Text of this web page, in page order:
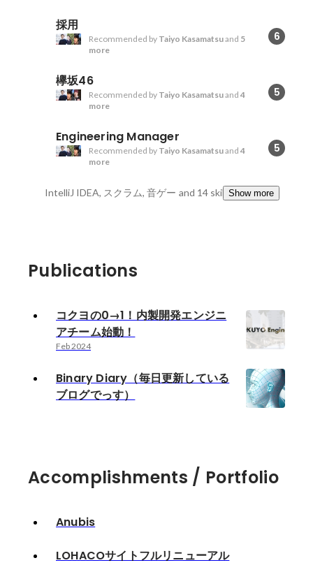
採用
6
Recommended by Taiyo Kasamatsuand 5
more
欅坂46
5
Recommended by Taiyo Kasamatsuand 4
more
Engineering Manager
5
Recommended by Taiyo Kasamatsuand 4
more
IntelliJ IDEA, スクラム, 音ゲー and 14 skillsShow more
Publications
コクヨの0→1！内製開発エンジニ
アチーム始動！
Feb 2024
Binary Diary（毎日更新している
ブログでっす）
Accomplishments / Portfolio
Anubis
LOHACOサイトフルリニューアル